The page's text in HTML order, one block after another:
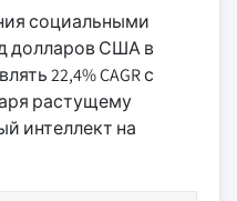
социальными
долларов США в
22,4% CAGR с
растущему
интеллект на